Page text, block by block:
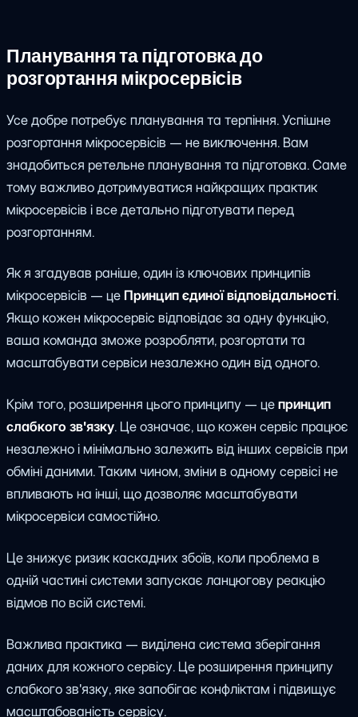
Планування та підготовка до
розгортання мікросервісів
Усе добре потребує планування та терпіння. Успішне
розгортання мікросервісів — не виключення. Вам
знадобиться ретельне планування та підготовка. Саме
тому важливо дотримуватися найкращих практик
мікросервісів і все детально підготувати перед
розгортанням.
Як я згадував раніше, один із ключових принципів
мікросервісів — це Принцип єдиної відповідальності.
Якщо кожен мікросервіс відповідає за одну функцію,
ваша команда зможе розробляти, розгортати та
масштабувати сервіси незалежно один від одного.
Крім того, розширення цього принципу — цепринцип
слабкого зв'язку. Це означає, що кожен сервіс працює
незалежно і мінімально залежить від інших сервісів при
обміні даними. Таким чином, зміни в одному сервісі не
впливають на інші, що дозволяє масштабувати
мікросервіси самостійно.
Це знижує ризик каскадних збоїв, коли проблема в
одній частині системи запускає ланцюгову реакцію
відмов по всій системі.
Важлива практика — виділена система зберігання
даних для кожного сервісу. Це розширення принципу
слабкого зв'язку, яке запобігає конфліктам і підвищує
масштабованість сервісу.